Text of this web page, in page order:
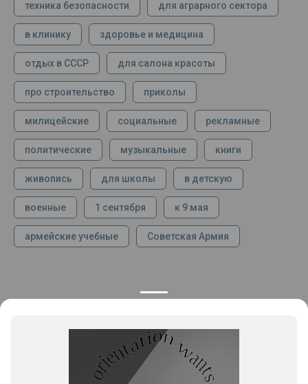
техника безопасности для аграрного сектора
в клинику здоровье и медицина
отдых в СССР для салона красоты
про строительство приколы
милицейские социальные рекламные
политические музыкальные книги
живопись для школы в детскую
военные 1 сентября к 9 мая
армейские учебные Советская Армия
ПРОДУКЦИЯ